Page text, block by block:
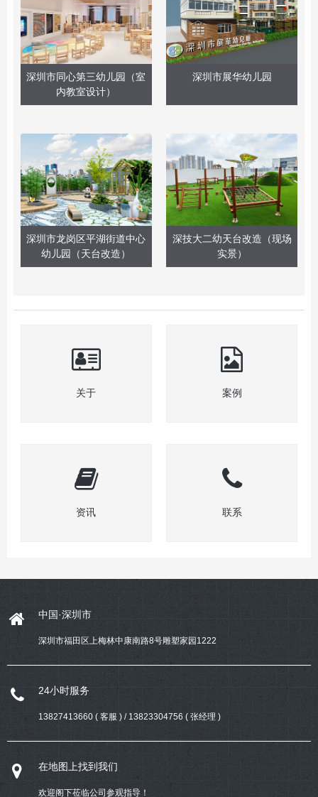
深圳市同心第三幼儿园（室
内教室设计）
深圳市展华幼儿园
深圳市龙岗区平湖街道中心
幼儿园（天台改造）
深技大二幼天台改造（现场
实景）
关于 案例
资讯 联系
中国·深圳市
深圳市福田区上梅林中康南路8号雕塑家园1222
24小时服务
13827413660 ( 客服 ) / 13823304756 ( 张经理 )
在地图上找到我们
欢迎阁下莅临公司参观指导！